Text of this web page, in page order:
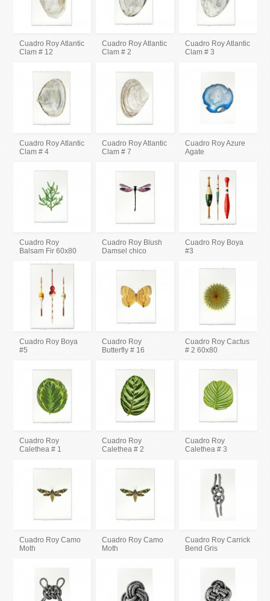
Cuadro Roy Atlantic
Clam # 12
Cuadro Roy Atlantic
Clam # 2
Cuadro Roy Atlantic
Clam # 3
Cuadro Roy Atlantic
Clam # 4
Cuadro Roy Atlantic
Clam # 7
Cuadro Roy Azure
Agate
Cuadro Roy
Balsam Fir 60x80
Cuadro Roy Blush
Damsel chico
Cuadro Roy Boya
#3
Cuadro Roy Boya
#5
Cuadro Roy
Butterfly # 16
Cuadro Roy Cactus
# 2 60x80
Cuadro Roy
Calethea # 1
Cuadro Roy
Calethea # 2
Cuadro Roy
Calethea # 3
Cuadro Roy Camo
Moth
Cuadro Roy Camo
Moth
Cuadro Roy Carrick
Bend Gris